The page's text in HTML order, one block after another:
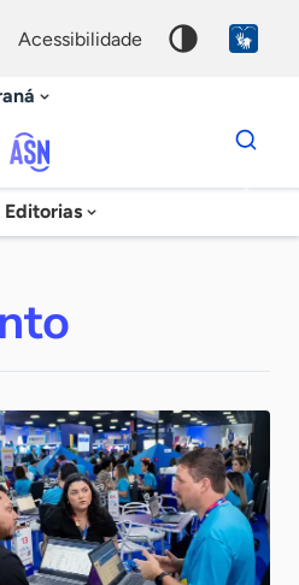
acessibilidade
Agência
Sebrae
Notícias
Editorias
Dados
para
chave